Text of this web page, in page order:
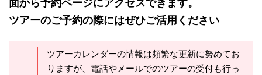
面から予約ページにアクセスできます。
ツアーのご予約の際にはぜひご活用ください
ツアーカレンダーの情報は頻繁な更新に努めてお
りますが、電話やメールでのツアーの受付も行っ